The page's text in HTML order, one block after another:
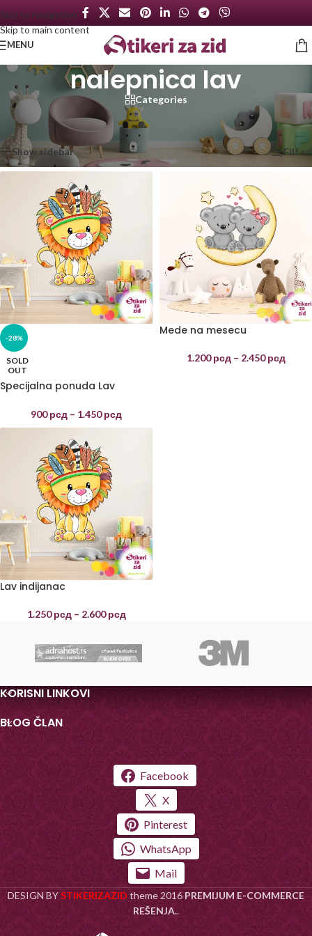
Skip to navigation
Skip to main content
MENU
nalepnica lav
Categories
Početna
Proizvod označen „nalepnica lav“
Prikazano je svih 3 rezultata
Show sidebar Filteri
-28%
SOLD
OUT
Specijalna ponuda Lav
900рсд – 1.450рсд
Mede na mesecu
1.200рсд – 2.450рсд
Lav indijanac
1.250рсд – 2.600рсд
KORISNI LINKOVI
BLOG ČLAN
Facebook
X
Pinterest
WhatsApp
Mail
DESIGN BYSTIKERIZAZID theme2016 PREMIJUM E-COMMERCE
REŠENJA..